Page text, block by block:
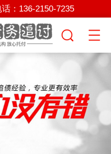
： 136-2150-7235